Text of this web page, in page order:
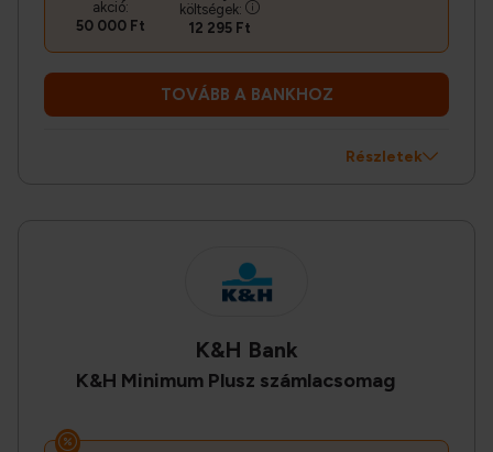
akció:
50 000 Ft
költségek:
12 295 Ft
TOVÁBB A BANKHOZ
Részletek
K&H Bank
K&H Minimum Plusz számlacsomag